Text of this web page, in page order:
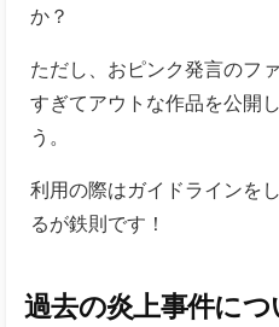
か？
ただし、おピンク発言のフ
すぎてアウトな作品を公開
う。
利用の際はガイドラインを
るが鉄則です！
過去の炎上事件につ